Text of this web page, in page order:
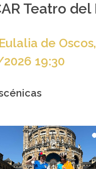
Teatro
de Oscos,
19:30